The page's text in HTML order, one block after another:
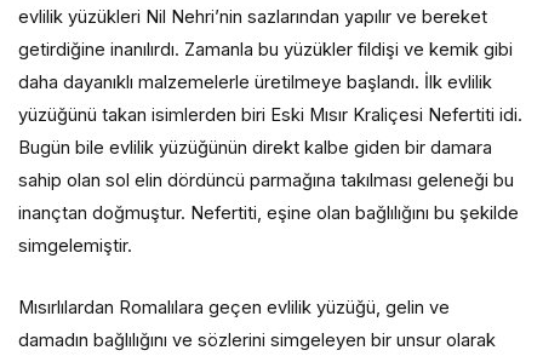
evlilik yüzükleri Nil Nehri’nin sazlarından yapılır ve bereket
getirdiğine inanılırdı. Zamanla bu yüzükler fildişi ve kemik gibi
daha dayanıklı malzemelerle üretilmeye başlandı. İlk evlilik
yüzüğünü takan isimlerden biri Eski Mısır Kraliçesi Nefertiti idi.
Bugün bile evlilik yüzüğünün direkt kalbe giden bir damara
sahip olan sol elin dördüncü parmağına takılması geleneği bu
inançtan doğmuştur. Nefertiti, eşine olan bağlılığını bu şekilde
simgelemiştir.
Mısırlılardan Romalılara geçen evlilik yüzüğü, gelin ve
damadın bağlılığını ve sözlerini simgeleyen bir unsur olarak